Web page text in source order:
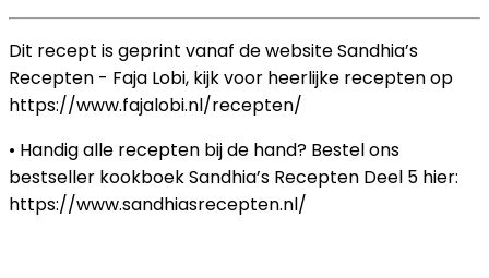
Dit recept is geprint vanaf de website Sandhia’s
Recepten - Faja Lobi, kijk voor heerlijke recepten op
https://www.fajalobi.nl/recepten/
• Handig alle recepten bij de hand? Bestel ons
bestseller kookboek Sandhia’s Recepten Deel 5 hier:
https://www.sandhiasrecepten.nl/